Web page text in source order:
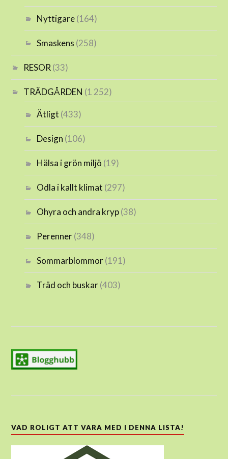
Nyttigare(164)
Smaskens (258)
RESOR (33)
TRÄDGÅRDEN (1 252)
Ätligt (433)
Design (106)
Hälsa i grön miljö (19)
Odla i kallt klimat (297)
Ohyra och andra kryp(38)
Perenner(348)
Sommarblommor(191)
Träd och buskar(403)
VAD ROLIGT ATT VARA MED I DENNA LISTA!